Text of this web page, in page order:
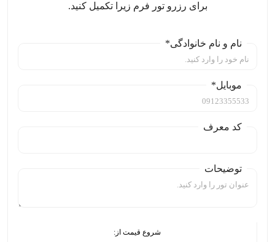
برای رزرو تور فرم زیرا تکمیل کنید.
نام و نام خانوادگی*
موبایل*
کد معرف
توضیحات
شروع قیمت از: